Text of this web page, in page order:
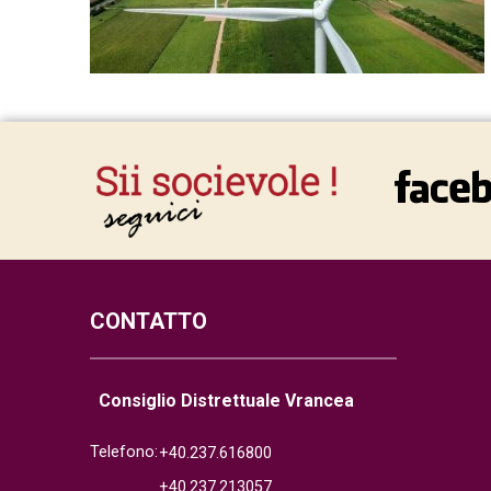
CONTATTO
Consiglio Distrettuale Vrancea
Telefono:+40.237.616800